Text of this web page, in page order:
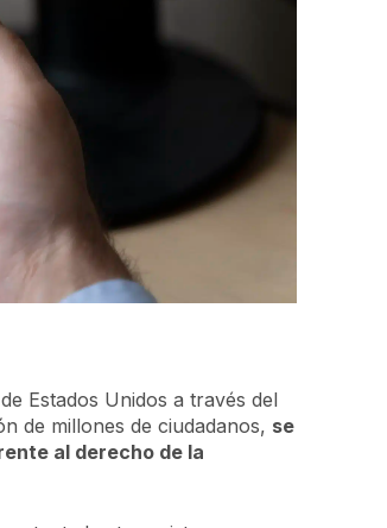
Estados Unidos a través del
de millones de ciudadanos, se
al derecho de la